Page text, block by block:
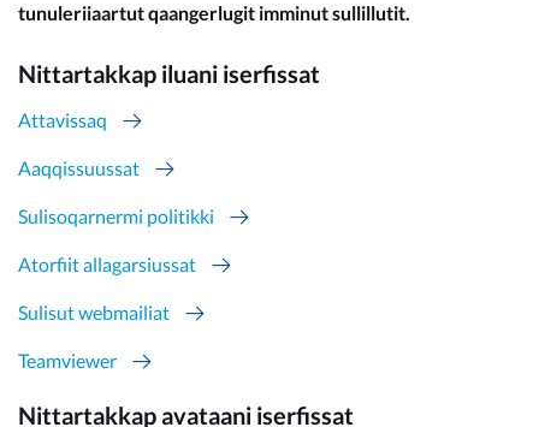
tunuleriiaartut qaangerlugit imminut sullillutit.
Nittartakkap iluani iserfissat
Attavissaq
Aaqqissuussat
Sulisoqarnermi politikki
Atorfiit allagarsiussat
Sulisut webmailiat
Teamviewer
Nittartakkap avataani iserfissat